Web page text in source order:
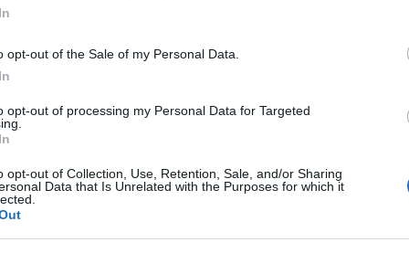
opt-out of the Sale of my Personal Data.
opt-out of processing my Personal Data for Targeted
opt-out of Collection, Use, Retention, Sale, and/or Sharing
Data that Is Unrelated with the Purposes for which it
βάρος αμάχων δεν είναι σε καμία περίπτωση
ενώ η λογική της «εκδίκησης» μόνο
οι τρεις δεκαετίες που μεσολάβησαν από την
της κατοχής και του αποκλεισμού που
του διεθνούς δικαίου και η καταπάτηση
γεννούν μόνο βία και υπονομεύουν την ειρήνη
συμπλήρωσε.